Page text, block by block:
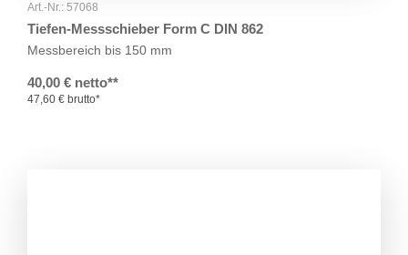
Art.-Nr.: 57068
Tiefen-Messschieber Form C DIN 862
Messbereich bis 150 mm
40,00 € netto**
47,60 € brutto*